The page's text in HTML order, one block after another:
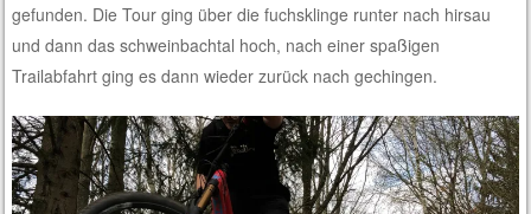
gefunden. Die Tour ging über die fuchsklinge runter nach hirsau
und dann das schweinbachtal hoch, nach einer spaßigen
Trailabfahrt ging es dann wieder zurück nach gechingen.